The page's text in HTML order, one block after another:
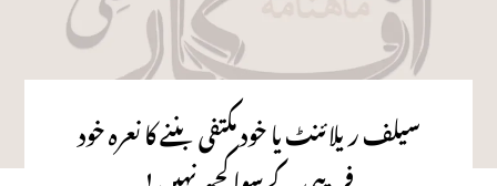
سیلف ریلائنٹ یا خود مکتفی بننے کا نعرہ خود